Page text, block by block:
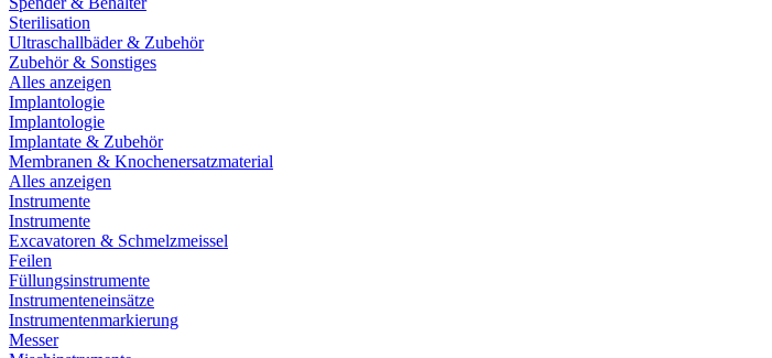
Sterilisation
Ultraschallbäder & Zubehör
Zubehör & Sonstiges
Alles anzeigen
Implantologie
Implantologie
Implantate & Zubehör
Membranen & Knochenersatzmaterial
Alles anzeigen
Instrumente
Instrumente
Excavatoren & Schmelzmeissel
Feilen
Füllungsinstrumente
Instrumenteneinsätze
Instrumentenmarkierung
Messer